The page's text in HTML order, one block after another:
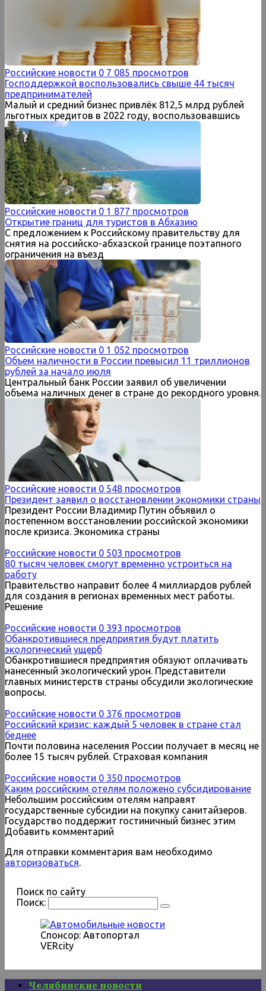
Российские новости 0 7 085 просмотров
Господдержкой воспользовались свыше 44 тысяч
предпринимателей
Малый и средний бизнес привлёк 812,5 млрд рублей
льготных кредитов в 2022 году, воспользовавшись
Российские новости 0 1 877 просмотров
Открытие границ для туристов в Абхазию
С предложением к Российскому правительству для
снятия на российско-абхазской границе поэтапного
ограничения на въезд
Российские новости 0 1 052 просмотров
Объем наличности в России превысил 11 триллионов
рублей за начало июля
Центральный банк России заявил об увеличении
объема наличных денег в стране до рекордного уровня.
Российские новости 0 548 просмотров
Президент заявил о восстановлении экономики страны
Президент России Владимир Путин объявил о
постепенном восстановлении российской экономики
после кризиса. Экономика страны
Российские новости 0 503 просмотров
80 тысяч человек смогут временно устроиться на
работу
Правительство направит более 4 миллиардов рублей
для создания в регионах временных мест работы.
Решение
Российские новости 0 393 просмотров
Обанкротившиеся предприятия будут платить
экологический ущерб
Обанкротившиеся предприятия обязуют оплачивать
нанесенный экологический урон. Представители
главных министерств страны обсудили экологические
вопросы.
Российские новости 0 376 просмотров
Российский кризис: каждый 5 человек в стране стал
беднее
Почти половина населения России получает в месяц не
более 15 тысяч рублей. Страховая компания
Российские новости 0 350 просмотров
Каким российским отелям положено субсидирование
Небольшим российским отелям направят
государственные субсидии на покупку санитайзеров.
Государство поддержит гостиничный бизнес этим
Добавить комментарий
Для отправки комментария вам необходимо
авторизоваться.
Поиск по сайту
Поиск:
Спонсор: Автопортал
VERcity
Челябинские новости